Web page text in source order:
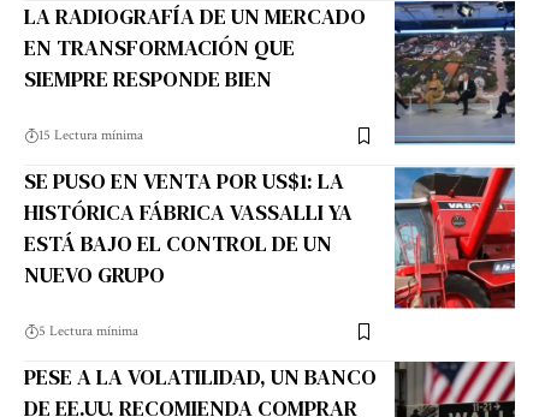
LA RADIOGRAFÍA DE UN MERCADO
EN TRANSFORMACIÓN QUE
SIEMPRE RESPONDE BIEN
15 Lectura mínima
SE PUSO EN VENTA POR US$1: LA
HISTÓRICA FÁBRICA VASSALLI YA
ESTÁ BAJO EL CONTROL DE UN
NUEVO GRUPO
5 Lectura mínima
PESE A LA VOLATILIDAD, UN BANCO
DE EE.UU. RECOMIENDA COMPRAR